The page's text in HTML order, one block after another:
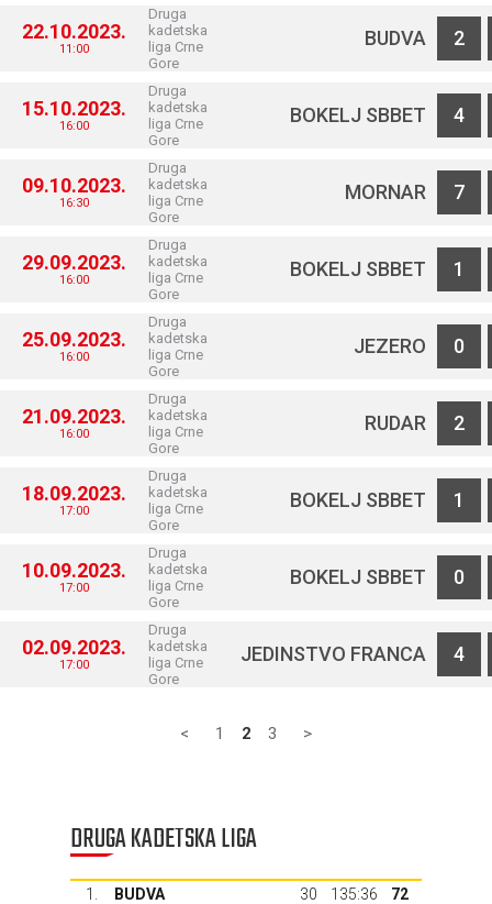
22.10.2023.
11:00
Druga
kadetska
liga Crne
Gore
BUDVA 2
15.10.2023.
16:00
Druga
kadetska
liga Crne
Gore
BOKELJ SBBET 4
09.10.2023.
16:30
Druga
kadetska
liga Crne
Gore
MORNAR 7
29.09.2023.
16:00
Druga
kadetska
liga Crne
Gore
BOKELJ SBBET 1
25.09.2023.
16:00
Druga
kadetska
liga Crne
Gore
JEZERO 0
21.09.2023.
16:00
Druga
kadetska
liga Crne
Gore
RUDAR 2
18.09.2023.
17:00
Druga
kadetska
liga Crne
Gore
BOKELJ SBBET 1
10.09.2023.
17:00
Druga
kadetska
liga Crne
Gore
BOKELJ SBBET 0
02.09.2023.
17:00
Druga
kadetska
liga Crne
Gore
JEDINSTVO FRANCA 4
< 1 2 3 >
DRUGA KADETSKA LIGA
1. BUDVA 30 135:36
72